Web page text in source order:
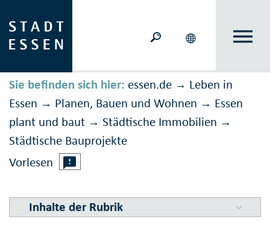
Sie befinden sich hier: essen.de → Leben in
Essen → Planen, Bauen und Wohnen → Essen
plant und baut → Städtische Immobilien →
Städtische Bau­projekte
Vorlesen
Inhalte der Rubrik